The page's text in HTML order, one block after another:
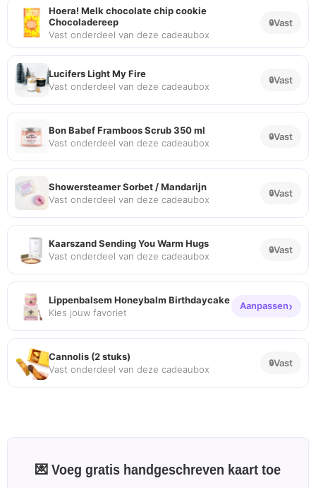
Hoera! Melk chocolate chip cookie
Chocoladereep
Vast onderdeel van deze cadeaubox
Vast
Lucifers Light My Fire
Vast onderdeel van deze cadeaubox
Vast
Bon Babef Framboos Scrub 350 ml
Vast onderdeel van deze cadeaubox
Vast
Showersteamer Sorbet / Mandarijn
Vast onderdeel van deze cadeaubox
Vast
Kaarszand Sending You Warm Hugs
Vast onderdeel van deze cadeaubox
Vast
Lippenbalsem Honeybalm Birthdaycake
Kies jouw favoriet
Aanpassen
Cannolis (2 stuks)
Vast onderdeel van deze cadeaubox
Vast
💌 Voeg gratis handgeschreven kaart toe